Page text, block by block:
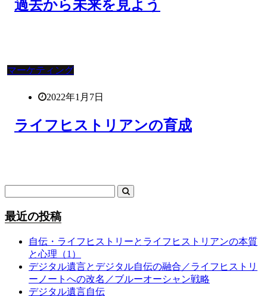
過去から未来を見よう
マーケティング
2022年1月7日
ライフヒストリアンの育成
最近の投稿
自伝・ライフヒストリーとライフヒストリアンの本質
と心理（1）
デジタル遺言とデジタル自伝の融合／ライフヒストリ
ーノートへの改名／ブルーオーシャン戦略
デジタル遺言自伝